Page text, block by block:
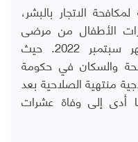
الاتجار بالبشر،
الأطفال من مرضى
السرطان في صنعاء أواخر شهر سبتمبر 2022. حيث
والسكان في حكومة
منتهية الصلاحية بعد
أدى إلى وفاة عشرات